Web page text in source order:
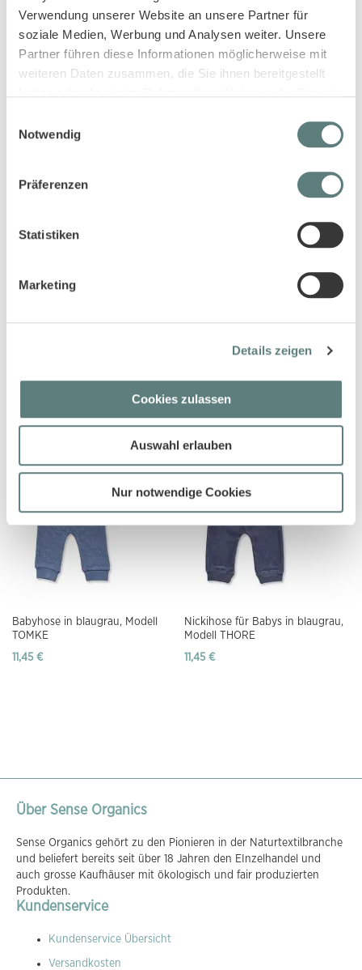
Verwendung unserer Website an unsere Partner für
soziale Medien, Werbung und Analysen weiter. Unsere
Partner führen diese Informationen möglicherweise mit
weiteren Daten zusammen, die Sie ihnen bereitgestellt
Notwendig
Präferenzen
Statistiken
Marketing
Details zeigen
Cookies zulassen
Auswahl erlauben
Nur notwendige Cookies
mit Baumdruck, Modell PRABU
10,95 €
Modell ESSLI
11,45 €
Babyhose in blaugrau, Modell
TOMKE
11,45 €
Nickihose für Babys in blaugrau,
Modell THORE
11,45 €
Über Sense Organics
Sense Organics gehört zu den Pionieren in der Naturtextilbranche
und beliefert bereits seit über 18 Jahren den EInzelhandel und
auch grosse Kaufhäuser mit ökologisch und fair produzierten
Produkten.
Kundenservice
Kundenservice Übersicht
Versandkosten